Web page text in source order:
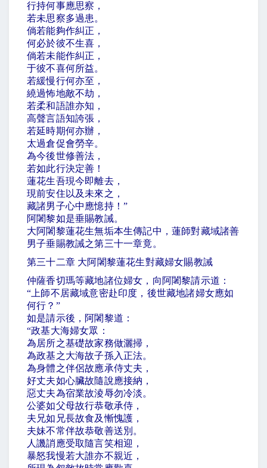
行持何事應思察，
若未思察多過患。
倘若能夠作糾正，
何必於彼不生喜，
倘若未能作糾正，
于彼不喜何所益。
若緩慢行何亦至，
繞過怖地敵不劫，
若柔和語誰亦知，
高聲言語知誇張，
若延時期何亦辦，
太過倉促會勞辛。
為今後世修善法，
若如此行決定善！
蓮花生吾現今即離去，
現前安住以及未來之，
藏諸男子心中應憶持！ ”
阿闍黎如是垂賜教誡。
大阿闍黎蓮花生無垢本生傳記中，蓮師對藏域諸善
男子垂賜教誡之第三十一章竟。
第三十二章 大阿闍黎蓮花生對藏婦女賜教誡
仲薩香切瑪等藏地諸位婦女，向阿闍黎請示道：
“ 上師不居藏域意密赴印度，後世藏地諸婦女應如
何行？ ”
如是請示後，阿闍黎道：
“政基大海婦女眾：
為居所之基礎故家務做灑掃，
為政基之大海故子孫入正法。
為身體之伴侶故應承侍丈夫，
好丈夫如心臟故隨說應接納，
惡丈夫為宿業故淩辱勿冷淡。
公婆如父母故行恭敬承侍，
夫兄如兄長故食及慚愧護，
夫妹不常伴故恭敬善送別。
人譏誚應受取隨言笑相迎，
暴怒我慢若大誰亦不親近，